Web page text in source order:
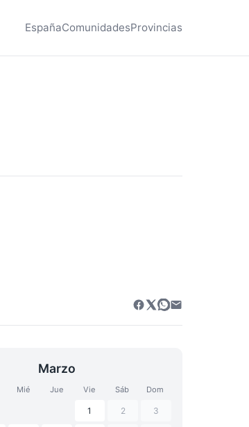
EspañaComunidadesProvincias
Marzo
Mié Jue Vie Sáb Dom
1 2 3